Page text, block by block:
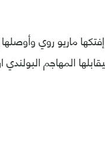
ماريو روي
المهاجم البولندي